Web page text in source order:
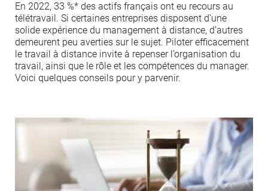
En 2022, 33 %* des actifs français ont eu recours au
télétravail. Si certaines entreprises disposent d’une
solide expérience du management à distance, d’autres
demeurent peu averties sur le sujet. Piloter efficacement
le travail à distance invite à repenser l’organisation du
travail, ainsi que le rôle et les compétences du manager.
Voici quelques conseils pour y parvenir.